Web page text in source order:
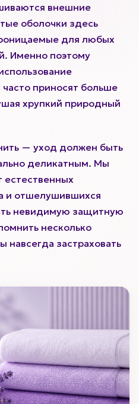
внешние
оболочки здесь
для любых
Именно поэтому
приносят больше
хрупкий природный
— уход должен быть
деликатным. Мы
естественных
и отшелушившихся
невидимую защитную
несколько
навсегда застраховать